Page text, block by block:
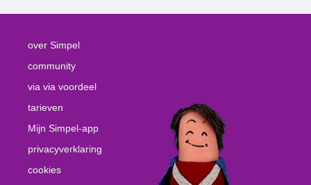
over Simpel
community
via via voordeel
tarieven
Mijn Simpel-app
privacyverklaring
cookies